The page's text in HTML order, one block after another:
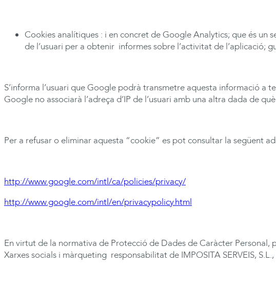
Cookies analítiques : i en concret de Google Analytics; que és un
de l’usuari per a obtenir informes sobre l’activitat de l’aplicació;
S’informa l’usuari que Google podrà transmetre aquesta informació
Google no associarà l’adreça d’IP de l’usuari amb una altra dada de
Per a refusar o eliminar aquesta “cookie” es pot consultar la següent
http://www.google.com/intl/ca/policies/privacy/
http://www.google.com/intl/en/privacypolicy.html
En virtut de la normativa de Protecció de Dades de Caràcter
Xarxes socials i màrqueting responsabilitat de IMPOSITA SERVEIS,